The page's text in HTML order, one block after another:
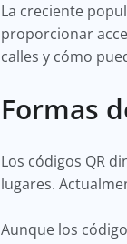
La creciente
proporcionar
calles y cómo
Formas
Los códigos QR
lugares.
Aunque los